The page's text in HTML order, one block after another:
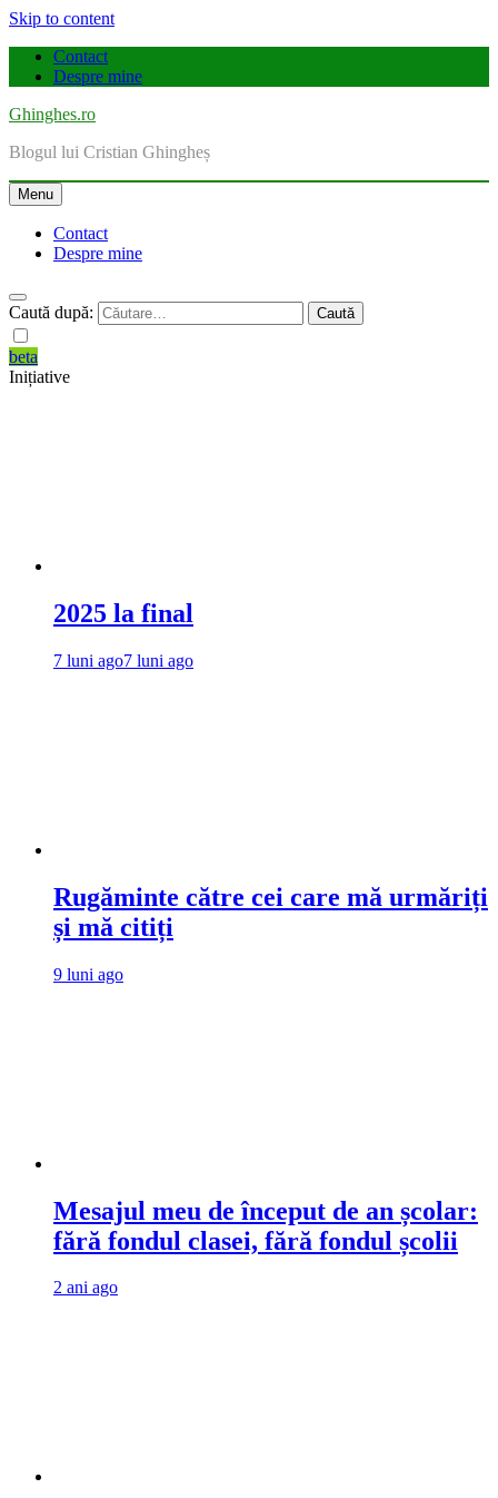
Skip to content
Contact
Despre mine
Ghinghes.ro
Blogul lui Cristian Ghingheș
Menu
Contact
Despre mine
Caută după:
beta
Inițiative
2025 la final
7 luni ago7 luni ago
Rugăminte către cei care mă urmăriți
și mă citiți
9 luni ago
Mesajul meu de început de an școlar:
fără fondul clasei, fără fondul școlii
2 ani ago